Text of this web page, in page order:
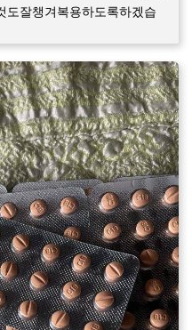
도잘챙겨복용하도록하겠습